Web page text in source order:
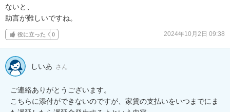
ないと、
助言が難しいですね。
役に立った 0 2024年10月2日 09:38
しいあ さん
ご連絡ありがとうございます。
こちらに添付ができないのですが、家賃の支払いをいつまでにま